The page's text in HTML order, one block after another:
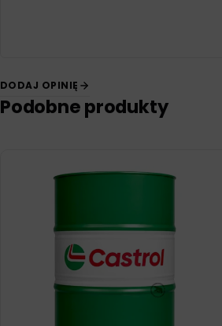
DODAJ OPINIĘ
Podobne produkty